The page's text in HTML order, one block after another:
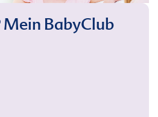
Mein BabyClub